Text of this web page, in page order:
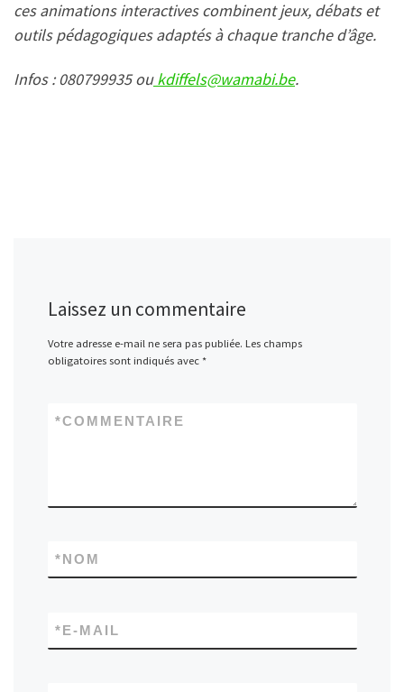
ces animations interactives combinent jeux, débats et
outils pédagogiques adaptés à chaque tranche d’âge.
Infos : 080799935 oukdiffels@wamabi.be.
Laissez un commentaire
Votre adresse e-mail ne sera pas publiée. Les champs
obligatoires sont indiqués avec *
COMMENTAIRE
*
NOM
*
E-MAIL
*